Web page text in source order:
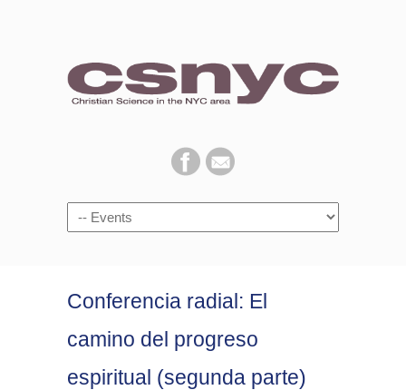
Navigation
Conferencia radial: El
camino del progreso
espiritual (segunda parte)